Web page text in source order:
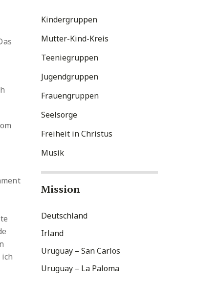
Kindergruppen
Mutter-Kind-Kreis
Teeniegruppen
Jugendgruppen
Frauengruppen
Seelsorge
Freiheit in Christus
Musik
Mission
Deutschland
Irland
Uruguay – San Carlos
Uruguay – La Paloma